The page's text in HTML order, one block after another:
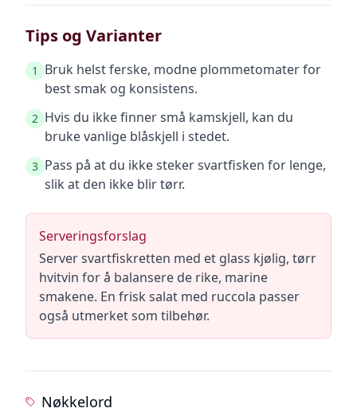
Tips og Varianter
1
Bruk helst ferske, modne plommetomater for
best smak og konsistens.
2 Hvis du ikke finner små kamskjell, kan du
bruke vanlige blåskjell i stedet.
3 Pass på at du ikke steker svartfisken for lenge,
slik at den ikke blir tørr.
Serveringsforslag
Server svartfiskretten med et glass kjølig, tørr
hvitvin for å balansere de rike, marine
smakene. En frisk salat med ruccola passer
også utmerket som tilbehør.
Nøkkelord